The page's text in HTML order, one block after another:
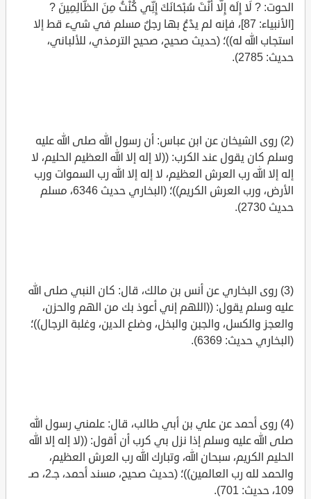
الحوت: ? لَا إِلَهَ إِلَّا أَنْتَ سُبْحَانَكَ إِنِّي كُنْتُ مِنَ الظَّالِمِينَ ?
[الأنبياء: 87]، فإنه لم يدْعُ بها رجلٌ مسلم في شيء قط إلا
استجاب الله له))؛ (حديث صحيح، صحيح الترمذي، للألباني،
حديث: 2785).
(2) روى الشيخان عن ابن عباس: أن رسول الله صلى الله عليه
وسلم كان يقول عند الكرب: ((لا إله إلا الله العظيم الحليم، لا
إله إلا الله رب العرش العظيم، لا إله إلا الله رب السموات ورب
الأرض، ورب العرش الكريم))؛ (البخاري حديث 6346، مسلم
حديث 2730).
(3) روى البخاري عن أنس بن مالك، قال: كان النبي صلى الله
عليه وسلم يقول: ((اللهم إني أعوذ بك من الهم والحزن،
والعجز والكسل، والجبن والبخل، وضلع الدين، وغلبة الرجال))؛
(البخاري حديث: 6369).
(4) روى أحمد عن علي بن أبي طالب، قال: علمني رسول الله
صلى الله عليه وسلم إذا نزل بي كرب أن أقول: ((لا إله إلا الله
الحليم الكريم، سبحان الله، وتبارك الله رب العرش العظيم،
والحمد لله رب العالمين))؛ (حديث صحيح، مسند أحمد، جـ2، صـ
109، حديث: 701).